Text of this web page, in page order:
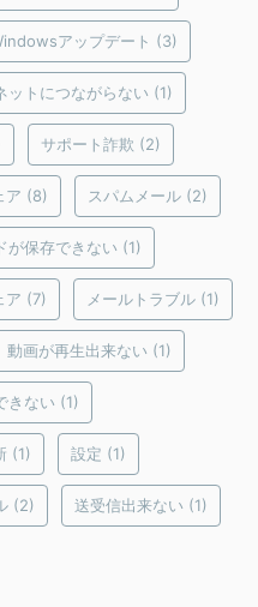
アップデート (3)
ットにつながらない (1)
サポート詐欺 (2)
ア (8) スパムメール (2)
が保存できない (1)
ア (7) メールトラブル (1)
動画が再生出来ない (1)
きない (1)
(1) 設定 (1)
(2) 送受信出来ない (1)